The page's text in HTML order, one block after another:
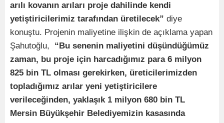
arılı kovanın arıları proje dahilinde kendi
yetiştiricilerimiz tarafından üretilecek” diye
konuştu. Projenin maliyetine ilişkin de açıklama yapan
Şahutoğlu,
“Bu senenin maliyetini düşündüğümüz
zaman, bu proje için harcadığımız para 6 milyon
825 bin TL olması gerekirken, üreticilerimizden
topladığımız arılar yeni yetiştiricilere
verileceğinden, yaklaşık 1 milyon 680 bin TL
Mersin Büyükşehir Belediyemizin kasasında